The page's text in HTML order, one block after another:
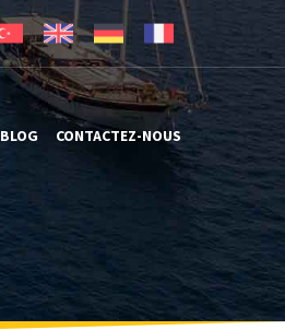
BLOG CONTACTEZ-NOUS